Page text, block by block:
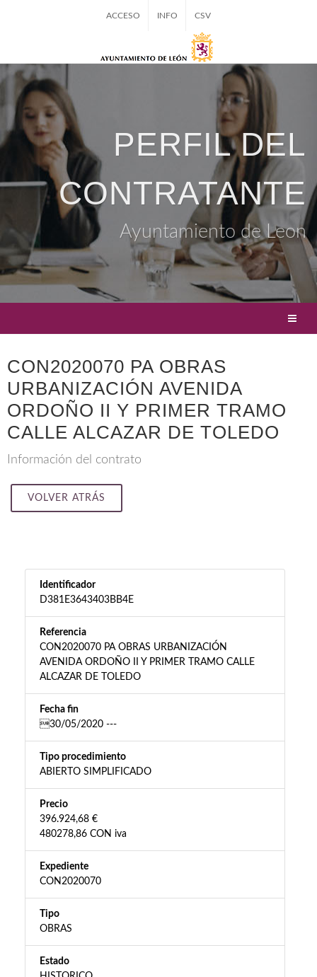
ACCESO INFO CSV
PERFIL DEL
CONTRATANTE
Ayuntamiento de Leon
CON2020070 PA OBRAS
URBANIZACIÓN AVENIDA
ORDOÑO II Y PRIMER TRAMO
CALLE ALCAZAR DE TOLEDO
Información del contrato
VOLVER ATRÁS
Identificador
D381E3643403BB4E
Referencia
CON2020070 PA OBRAS URBANIZACIÓN
AVENIDA ORDOÑO II Y PRIMER TRAMO CALLE
ALCAZAR DE TOLEDO
Fecha fin
30/05/2020 ---
Tipo procedimiento
ABIERTO SIMPLIFICADO
Precio
396.924,68 €
480278,86 CON iva
Expediente
CON2020070
Tipo
OBRAS
Estado